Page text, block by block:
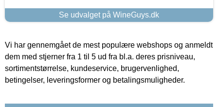
Se udvalget på WineGuys.dk
Vi har gennemgået de mest populære webshops og anmeldt
dem med stjerner fra 1 til 5 ud fra bl.a. deres prisniveau,
sortimentstørrelse, kundeservice, brugervenlighed,
betingelser, leveringsformer og betalingsmuligheder.